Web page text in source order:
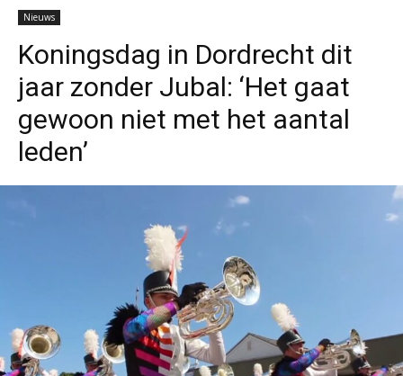
Nieuws
Koningsdag in Dordrecht dit
jaar zonder Jubal: ‘Het gaat
gewoon niet met het aantal
leden’